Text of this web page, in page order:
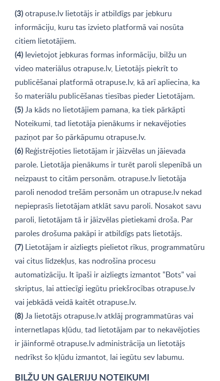
(3)otrapuse.lv lietotājs ir atbildīgs par jebkuru
informāciju, kuru tas izvieto platformā vai nosūta
citiem lietotājiem.
(4) Ievietojot jebkuras formas informāciju, bilžu un
video materiālus otrapuse.lv, Lietotājs piekrīt to
publicēšanai platformā otrapuse.lv, kā arī apliecina, ka
šo materiālu publicēšanas tiesības pieder Lietotājam.
(5)Ja kāds no lietotājiem pamana, ka tiek pārkāpti
Noteikumi, tad lietotāja pienākums ir nekavējoties
paziņot par šo pārkāpumu otrapuse.lv.
(6) Reģistrējoties lietotājam ir jāizvēlas un jāievada
parole. Lietotāja pienākums ir turēt paroli slepenībā un
neizpaust to citām personām. otrapuse.lv lietotāja
paroli nenodod trešām personām un otrapuse.lv nekad
nepieprasīs lietotājam atklāt savu paroli. Nosakot savu
paroli, lietotājam tā ir jāizvēlas pietiekami droša. Par
paroles drošuma pakāpi ir atbildīgs pats lietotājs.
(7) Lietotājam ir aizliegts pielietot rīkus, programmatūru
vai citus līdzekļus, kas nodrošina procesu
automatizāciju. It īpaši ir aizliegts izmantot "Bots" vai
skriptus, lai attiecīgi iegūtu priekšrocības otrapuse.lv
vai jebkādā veidā kaitēt otrapuse.lv.
(8)Ja lietotājs otrapuse.lv atklāj programmatūras vai
internetlapas kļūdu, tad lietotājam par to nekavējoties
ir jāinformē otrapuse.lv administrācija un lietotājs
nedrīkst šo kļūdu izmantot, lai iegūtu sev labumu.
BILŽU UN GALERIJU NOTEIKUMI